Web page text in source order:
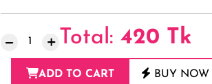
Total: 420 Tk
ADD TO CART BUY NOW